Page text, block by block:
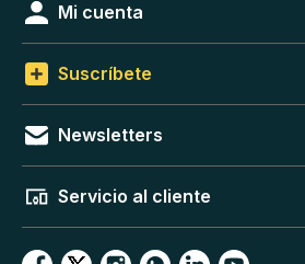
Mi cuenta
Suscríbete
Newsletters
Servicio al cliente